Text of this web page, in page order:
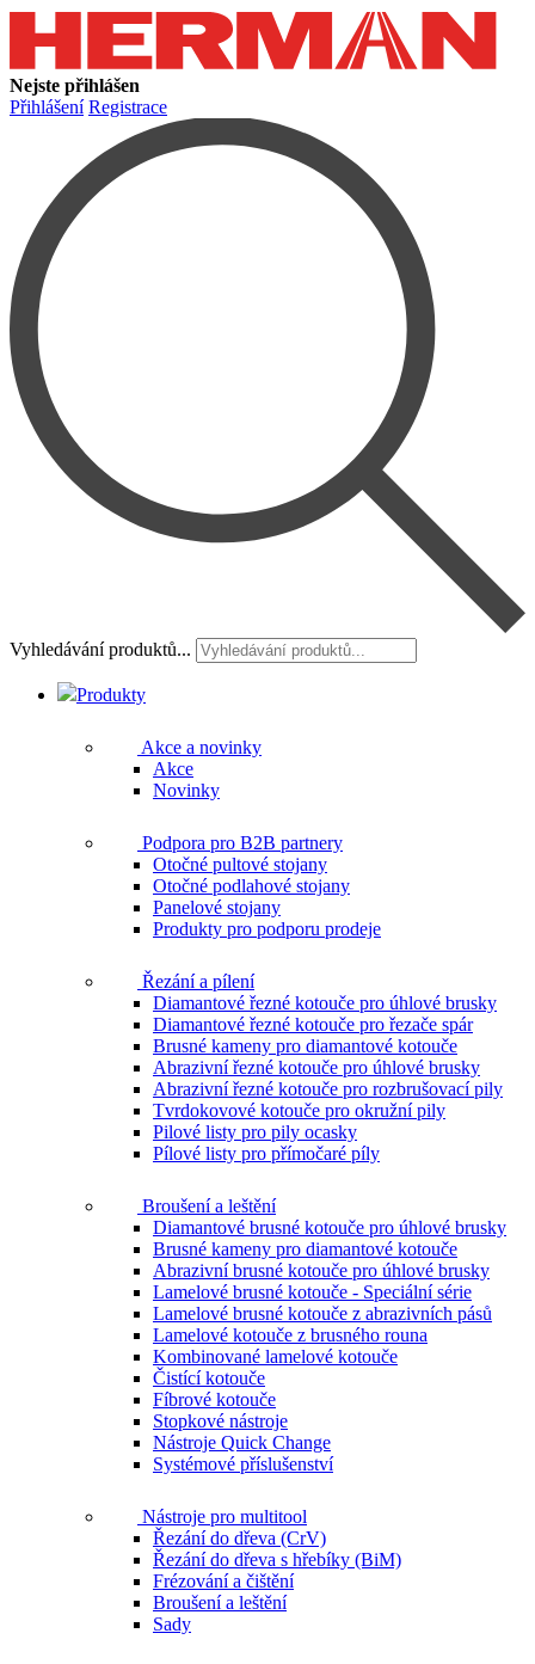
Nejste přihlášen
Přihlášení Registrace
Vyhledávání produktů...
Produkty
Akce a novinky
Akce
Novinky
Podpora pro B2B partnery
Otočné pultové stojany
Otočné podlahové stojany
Panelové stojany
Produkty pro podporu prodeje
Řezání a pílení
Diamantové řezné kotouče pro úhlové brusky
Diamantové řezné kotouče pro řezače spár
Brusné kameny pro diamantové kotouče
Abrazivní řezné kotouče pro úhlové brusky
Abrazivní řezné kotouče pro rozbrušovací pily
Tvrdokovové kotouče pro okružní pily
Pilové listy pro pily ocasky
Pílové listy pro přímočaré píly
Broušení a leštění
Diamantové brusné kotouče pro úhlové brusky
Brusné kameny pro diamantové kotouče
Abrazivní brusné kotouče pro úhlové brusky
Lamelové brusné kotouče - Speciální série
Lamelové brusné kotouče z abrazivních pásů
Lamelové kotouče z brusného rouna
Kombinované lamelové kotouče
Čistící kotouče
Fíbrové kotouče
Stopkové nástroje
Nástroje Quick Change
Systémové příslušenství
Nástroje pro multitool
Řezání do dřeva (CrV)
Řezání do dřeva s hřebíky (BiM)
Frézování a čištění
Broušení a leštění
Sady